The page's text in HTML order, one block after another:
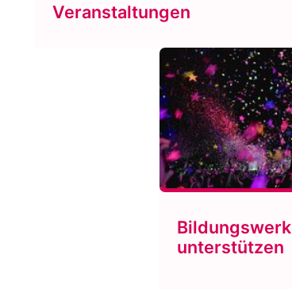
Veranstaltungen
Bildungswerk
unterstützen